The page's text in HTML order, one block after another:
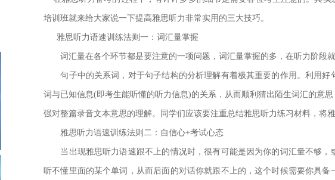
培训班就来给大家说一下提高雅思听力非常实用的三大技巧。
雅思听力语速训练法则一：词汇量掌握
词汇量在各个环节都是要注意的一项问题，词汇量掌握的多，在听力阶段就
句子中的关系词，对于句子结构的分析理解有着极其重要的作用。利用好
词与已知信息(即考生能听懂的听力信息)的关系，从而顺利猜出陌生词汇的意
强对整篇录音文本意思的理解。同学们应该要注重总结雅思听力练习材料，将
雅思听力语速训练法则二：自信心+考试心态
当出现雅思听力语速跟不上的情况时，很有可能是因为你的词汇量不够，
听不懂里面的某个单词，从而后面的对话你就跟不上的，这个时候需要你具